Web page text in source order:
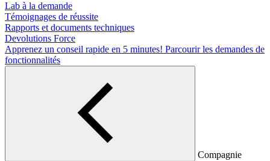
Lab à la demande
Témoignages de réussite
Rapports et documents techniques
Devolutions Force
Apprenez un conseil rapide en 5 minutes! Parcourir les demandes de
fonctionnalités
Compagnie